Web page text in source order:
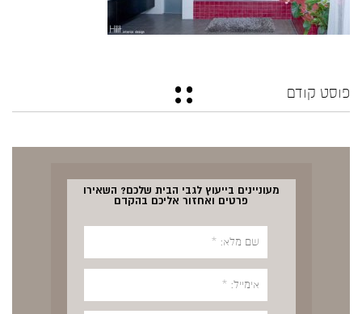
פוסט קודם
מעוניינים בייעוץ לגבי הבית שלכם? השאירו
פרטים ואחזור אליכם בהקדם